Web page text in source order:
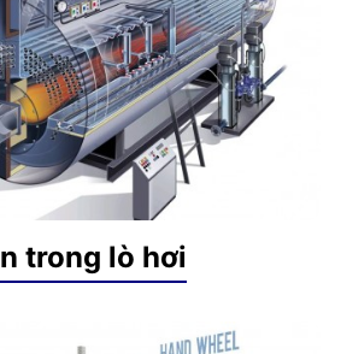
trong lò hơi